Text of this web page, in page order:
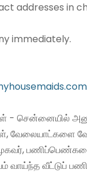
addresses in
immediately.
- சென்னையில்
வேலையாட்களை
வாய்ந்த வீட்டுப்